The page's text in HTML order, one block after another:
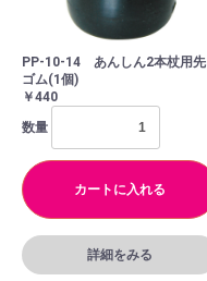
PP-10-14 あんしん2本杖用先
ゴム(1個)
￥440
数量
カートに入れる
詳細をみる